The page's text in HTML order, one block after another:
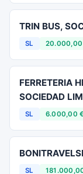
TRIN BUS,
SL
FERRETERIA
SOCIEDAD
SL 6.000,00 €
SL